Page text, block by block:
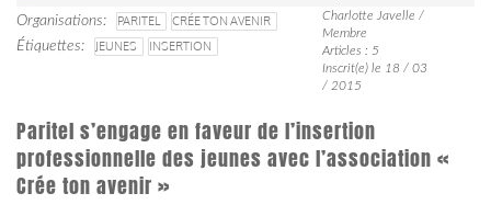
Organisations PARITEL
CRÉE TON AVENIR
Étiquettes
JEUNES INSERTION
Charlotte Javelle /
Membre
Articles : 5
Inscrit(e) le 18 / 03
/ 2015
Paritel s’engage en faveur de l’insertion
professionnelle des jeunes avec l’association «
Crée ton avenir »